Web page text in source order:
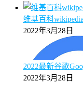
维基百科
2022年3月28日
2022最新谷歌
2022年3月28日